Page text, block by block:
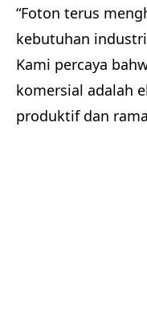
“Foton terus
kebutuhan
Kami percaya
komersial adalah
produktif dan